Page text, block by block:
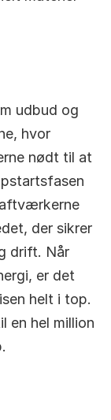
udbud og
hvor
nødt til at
der sikrer
drift. Når
er det
helt i top.
en hel million